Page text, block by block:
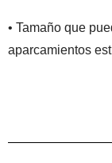
• Tamaño que
aparcamientos